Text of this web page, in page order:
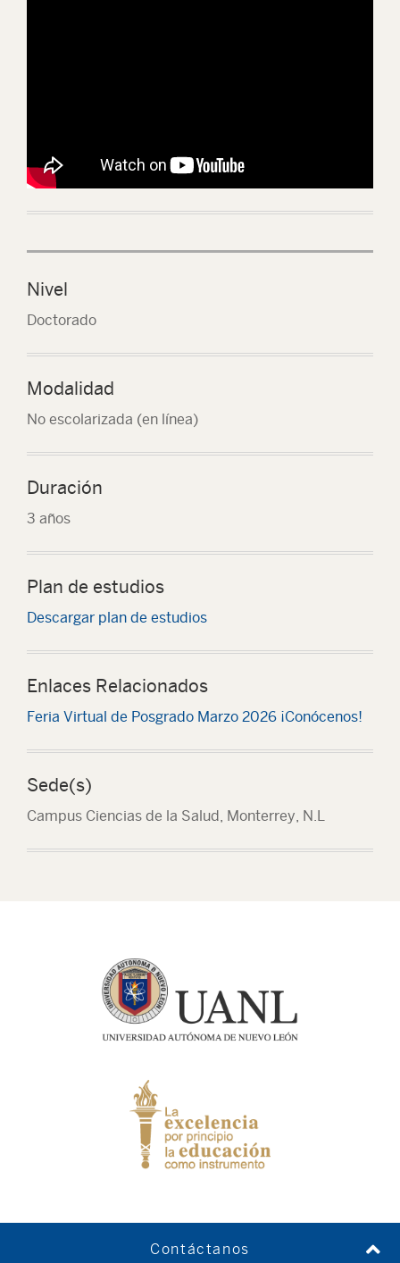
Nivel
Doctorado
Modalidad
No escolarizada (en línea)
Duración
3 años
Plan de estudios
Descargar plan de estudios
Enlaces Relacionados
Feria Virtual de Posgrado Marzo 2026 ¡Conócenos!
Sede(s)
Campus Ciencias de la Salud, Monterrey, N.L
Contáctanos